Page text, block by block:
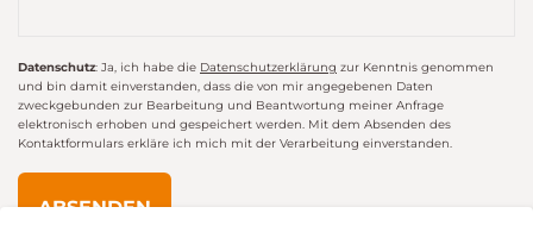
Datenschutz: Ja, ich habe die Datenschutzerklärung zur Kenntnis genommen
und bin damit einverstanden, dass die von mir angegebenen Daten
zweckgebunden zur Bearbeitung und Beantwortung meiner Anfrage
elektronisch erhoben und gespeichert werden. Mit dem Absenden des
Kontaktformulars erkläre ich mich mit der Verarbeitung einverstanden.
ABSENDEN